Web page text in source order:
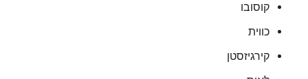
קוסובו
כווית
קירגיזסטן